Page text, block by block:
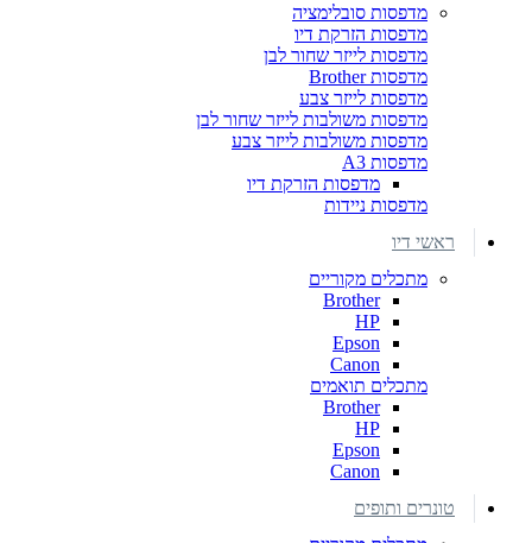
מדפסות סובלימציה
מדפסות הזרקת דיו
מדפסות לייזר שחור לבן
מדפסות Brother
מדפסות לייזר צבע
מדפסות משולבות לייזר שחור לבן
מדפסות משולבות לייזר צבע
מדפסות A3
מדפסות הזרקת דיו
מדפסות ניידות
ראשי דיו
מתכלים מקוריים
Brother
HP
Epson
Canon
מתכלים תואמים
Brother
HP
Epson
Canon
טונרים ותופים